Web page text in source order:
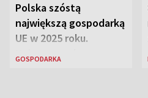
Polska szóstą
największą gospodarką
UE w 2025 roku.
Najnowsze dane
GOSPODARKA